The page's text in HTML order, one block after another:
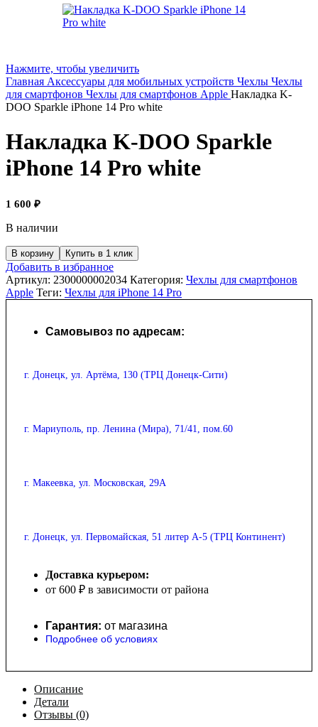
Нажмите, чтобы увеличить
Главная Аксессуары для мобильных устройств Чехлы Чехлы
для смартфонов Чехлы для смартфонов Apple Накладка K-
DOO Sparkle iPhone 14 Pro white
Накладка K-DOO Sparkle
iPhone 14 Pro white
1 600 ₽
В наличии
В корзину Купить в 1 клик
Добавить в избранное
Артикул: 2300000002034 Категория: Чехлы для смартфонов
Apple Теги: Чехлы для iPhone 14 Pro
Самовывоз по адресам:
г. Донецк, ул. Артёма, 130 (ТРЦ Донецк-Сити)
г. Мариуполь, пр. Ленина (Мира), 71/41, пом.60
г. Макеевка, ул. Московская, 29А
г. Донецк, ул. Первомайская, 51 литер А-5 (ТРЦ Континент)
Доставка курьером:
от 600 ₽ в зависимости от района
Гарантия: от магазина
Подробнее об условиях
Описание
Детали
Отзывы (0)